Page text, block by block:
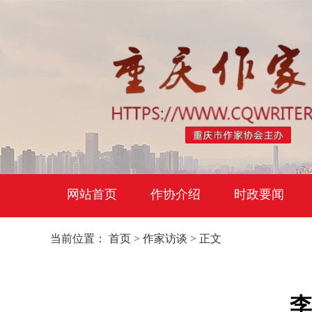
网站首页 作协介绍 时政要闻
当前位置： 首页 > 作家访谈 > 正文